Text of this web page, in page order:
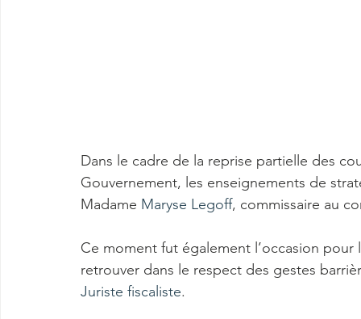
Dans le cadre de la reprise partielle des
Gouvernement, les enseignements de
Madame Maryse Legoff, commissaire au
Ce moment fut également l’occasion
retrouver dans le respect des gestes
Juriste fiscaliste.